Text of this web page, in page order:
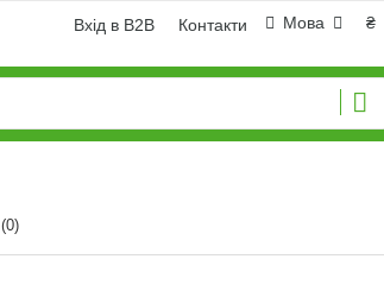
₴
Мова
Вхід в B2B Контакти
(0)